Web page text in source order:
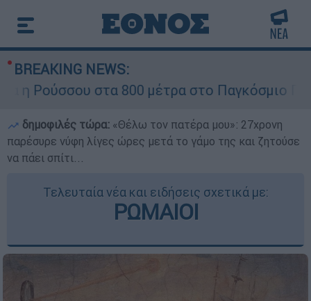
BREAKING NEWS:
στα 800 μέτρα στο Παγκόσμιο
δημοφιλές τώρα: «Θέλω τον πατέρα μου»: 27χρονη
παρέσυρε νύφη λίγες ώρες μετά το γάμο της και ζητούσε
να πάει σπίτι...
Τελευταία νέα και ειδήσεις σχετικά με:
ΡΩΜΑΙΟΙ